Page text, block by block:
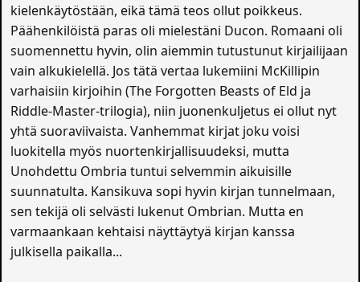
kielenkäytöstään, eikä tämä teos ollut poikkeus.
Päähenkilöistä paras oli mielestäni Ducon. Romaani oli
suomennettu hyvin, olin aiemmin tutustunut kirjailijaan
vain alkukielellä. Jos tätä vertaa lukemiini McKillipin
varhaisiin kirjoihin (The Forgotten Beasts of Eld ja
Riddle-Master-trilogia), niin juonenkuljetus ei ollut nyt
yhtä suoraviivaista. Vanhemmat kirjat joku voisi
luokitella myös nuortenkirjallisuudeksi, mutta
Unohdettu Ombria tuntui selvemmin aikuisille
suunnatulta. Kansikuva sopi hyvin kirjan tunnelmaan,
sen tekijä oli selvästi lukenut Ombrian. Mutta en
varmaankaan kehtaisi näyttäytyä kirjan kanssa
julkisella paikalla...